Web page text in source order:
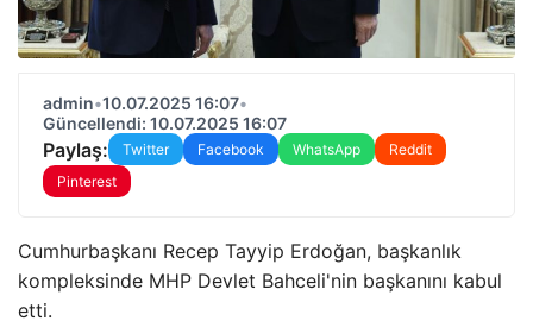
admin•10.07.2025 16:07•
Güncellendi: 10.07.2025 16:07
Paylaş: Twitter Facebook WhatsApp
Reddit
Pinterest
Cumhurbaşkanı Recep Tayyip Erdoğan, başkanlık
kompleksinde MHP Devlet Bahceli'nin başkanını kabul
etti.